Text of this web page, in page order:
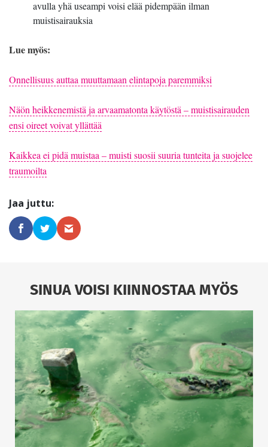
avulla yhä useampi voisi elää pidempään ilman
muistisairauksia
Lue myös:
Onnellisuus auttaa muuttamaan elintapoja paremmiksi
Näön heikkenemistä ja arvaamatonta käytöstä – muistisairauden
ensi oireet voivat yllättää
Kaikkea ei pidä muistaa – muisti suosii suuria tunteita ja suojelee
traumoilta
SINUA VOISI KIINNOSTAA MYÖS